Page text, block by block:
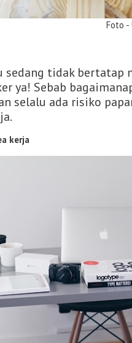
-
sedang tidak
ya! Sebab
selalu ada risiko
kerja